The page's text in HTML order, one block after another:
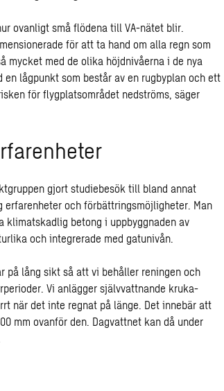
ovanligt små flödena till VA-nätet blir.
för att ta hand om alla regn som
mycket med de olika höjdnivåerna i de nya
lågpunkt som består av en rugbyplan och ett
för flygplatsområdet nedströms, säger
gjort studiebesök till bland annat
erfarenheter och förbättringsmöjligheter. Man
betong i uppbyggnaden av
och integrerade med gatunivån.
på lång sikt så att vi behåller reningen och
Vi anlägger självvattnande kruka-
när det inte regnat på länge. Det innebär att
mm ovanför den. Dagvattnet kan då under